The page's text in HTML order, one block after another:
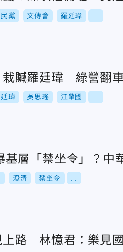
民黨 文傳會 羅廷瑋
栽贓羅廷瑋 綠營翻
瑋 吳思瑤 江肇國
基層「禁坐令」？中
澄清 禁坐令
上路 林憶君：樂見